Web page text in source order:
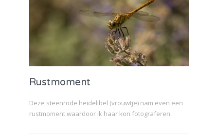
Rustmoment
Deze steenrode heidelibel (vrouwtje) nam even een
rustmoment waardoor ik haar kon fotograferen.